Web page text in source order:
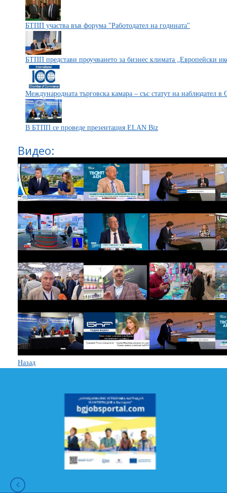
БТПП участва във форума "Работодател на годината"
БТПП представи проучването за бизнес климата „Европейски
Международната търговска камара – със статут на наблюдател
В БТПП се проведе презентация ELAN Biz
Видео:
Назад